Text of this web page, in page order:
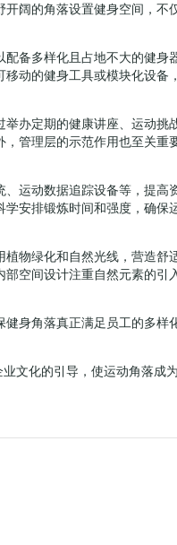
阔的角落设置健身空间，不
备多样化且占地不大的健身
动的健身工具或模块化设备
办定期的健康讲座、运动挑
管理层的示范作用也至关重
运动数据追踪设备等，提高
安排锻炼时间和强度，确保
物绿化和自然光线，营造舒
空间设计注重自然元素的引
身角落真正满足员工的多样
文化的引导，使运动角落成